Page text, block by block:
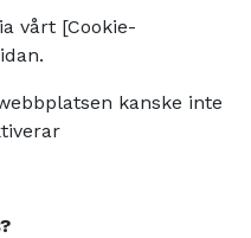
vårt [Cookie-
kanske inte